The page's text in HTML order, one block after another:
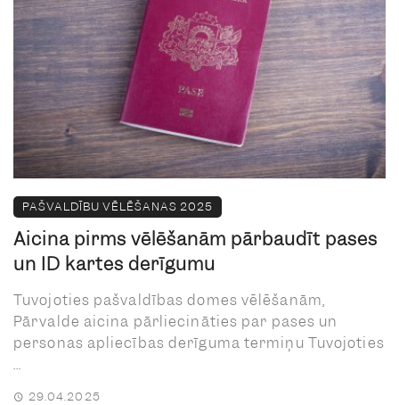
PAŠVALDĪBU VĒLĒŠANAS 2025
Aicina pirms vēlēšanām pārbaudīt pases
un ID kartes derīgumu
Tuvojoties pašvaldības domes vēlēšanām,
Pārvalde aicina pārliecināties par pases un
personas apliecības derīguma termiņu Tuvojoties
...
29.04.2025